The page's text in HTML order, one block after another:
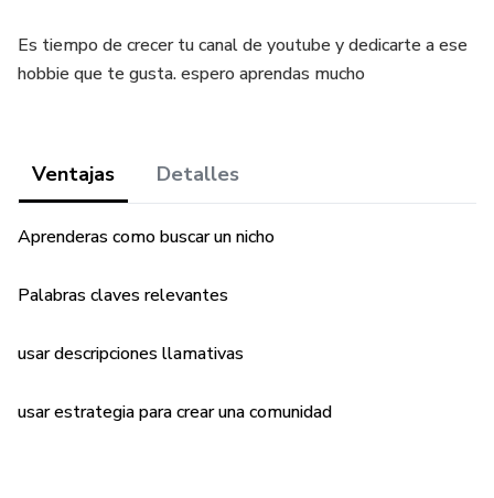
Es tiempo de crecer tu canal de youtube y dedicarte a ese
hobbie que te gusta. espero aprendas mucho
Ventajas Detalles
Aprenderas como buscar un nicho
Palabras claves relevantes
usar descripciones llamativas
usar estrategia para crear una comunidad